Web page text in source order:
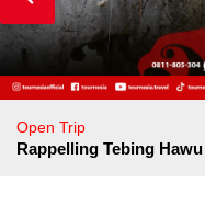
Open Trip
Rappelling Tebing Hawu